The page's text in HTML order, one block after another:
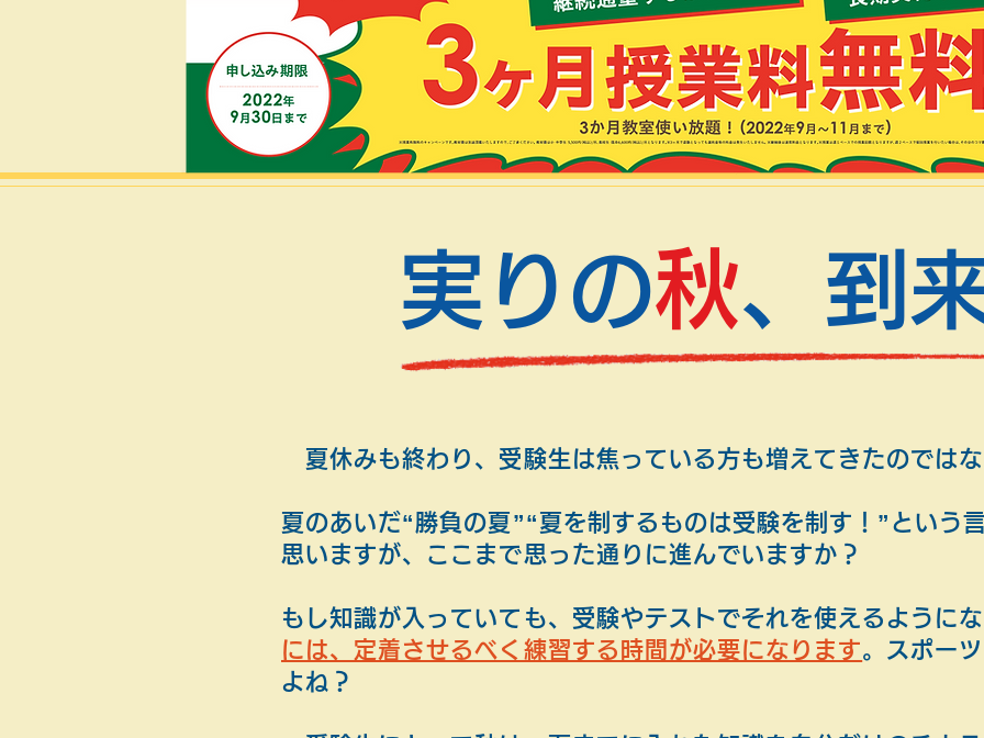
実りの秋、到
夏休みも終わり、受験生は焦っている方も増えてきたのでは
夏のあいだ“勝負の夏”“夏を制するものは受験を制す！”という
思いますが、ここまで思った通りに進んでいますか？
もし知識が入っていても、受験やテストでそれを使えるように
には、定着させるべく練習する時間が必要になります。スポー
よね？